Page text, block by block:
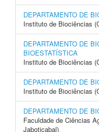
DEPARTAMENTO DE
Instituto de Biociências
DEPARTAMENTO DE
BIOESTATÍSTICA
Instituto de Biociências
DEPARTAMENTO DE
Instituto de Biociências
DEPARTAMENTO DE
Faculdade de Ciências
Jaboticabal)